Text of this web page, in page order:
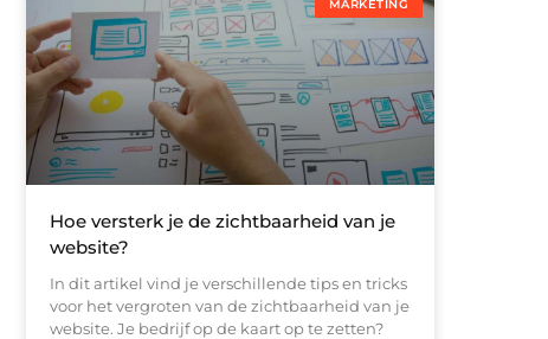
MARKETING
Hoe versterk je de zichtbaarheid van je
website?
In dit artikel vind je verschillende tips en tricks
voor het vergroten van de zichtbaarheid van je
website. Je bedrijf op de kaart op te zetten?